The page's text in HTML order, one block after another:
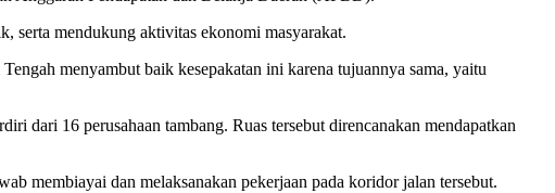
serta mendukung aktivitas ekonomi masyarakat.
menyambut baik kesepakatan ini karena tujuannya sama, yaitu
dari 16 perusahaan tambang. Ruas tersebut direncanakan mendapatkan
membiayai dan melaksanakan pekerjaan pada koridor jalan tersebut.